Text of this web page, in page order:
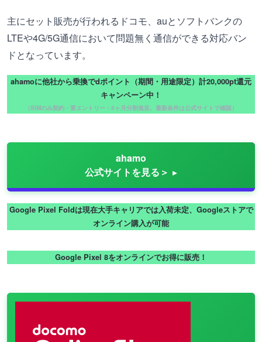
主にセット販売が行われるドコモ、auとソフトバンクの
LTEや4G/5G通信において問題無く通信ができる対応バン
ドとなっています。
ahamoに他社から乗換でdポイント（期間・用途限定）計20,000pt還元
キャンペーン中！
（SIMのみ契約・要エントリー・5ヶ月分割進呈。最新条件は公式サイトで確認）
ahamo
公式サイトを見る＞
Google Pixel Foldは現在大手キャリアでは入荷未定、Googleストアで
オンライン購入が可能
Google Pixel 8をオンラインでお得に販売！